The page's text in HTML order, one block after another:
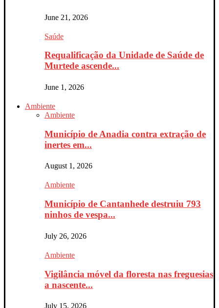
June 21, 2026
Saúde
Requalificação da Unidade de Saúde de
Murtede ascende...
June 1, 2026
Ambiente
Ambiente
Município de Anadia contra extração de
inertes em...
August 1, 2026
Ambiente
Município de Cantanhede destruiu 793
ninhos de vespa...
July 26, 2026
Ambiente
Vigilância móvel da floresta nas freguesias
a nascente...
July 15, 2026